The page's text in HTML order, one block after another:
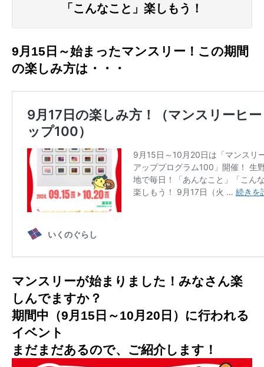
「こんなこと」楽しもう！
9月15日～始まったマンスリー！この期間
の楽しみ方は・・・
マンスリーが始まりました！みなさん楽
しんでますか？
期間中（9月15日～10月20日）に行われる
イベント
まだまだあるので、ご紹介します！